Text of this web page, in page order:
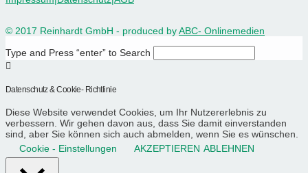
© 2017 Reinhardt GmbH - produced byABC- Onlinemedien
Type and Press “enter” to Search
Datenschutz & Cookie- Richtlinie
Diese Website verwendet Cookies, um Ihr Nutzererlebnis zu
verbessern. Wir gehen davon aus, dass Sie damit einverstanden
sind, aber Sie können sich auch abmelden, wenn Sie es wünschen.
Cookie - Einstellungen
AKZEPTIEREN ABLEHNEN